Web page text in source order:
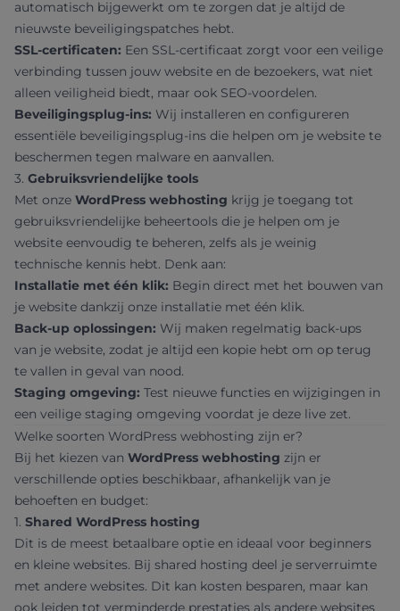
automatisch bijgewerkt om te zorgen dat je altijd de
nieuwste beveiligingspatches hebt.
SSL-certificaten: Een SSL-certificaat zorgt voor een veilige
verbinding tussen jouw website en de bezoekers, wat niet
alleen veiligheid biedt, maar ook SEO-voordelen.
Beveiligingsplug-ins: Wij installeren en configureren
essentiële beveiligingsplug-ins die helpen om je website te
beschermen tegen malware en aanvallen.
3. Gebruiksvriendelijke tools
Met onze WordPress webhosting krijg je toegang tot
gebruiksvriendelijke beheertools die je helpen om je
website eenvoudig te beheren, zelfs als je weinig
technische kennis hebt. Denk aan:
Installatie met één klik: Begin direct met het bouwen van
je website dankzij onze installatie met één klik.
Back-up oplossingen: Wij maken regelmatig back-ups
van je website, zodat je altijd een kopie hebt om op terug
te vallen in geval van nood.
Staging omgeving: Test nieuwe functies en wijzigingen in
een veilige staging omgeving voordat je deze live zet.
Welke soorten WordPress webhosting zijn er?
Bij het kiezen van WordPress webhosting zijn er
verschillende opties beschikbaar, afhankelijk van je
behoeften en budget:
1. Shared WordPress hosting
Dit is de meest betaalbare optie en ideaal voor beginners
en kleine websites. Bij shared hosting deel je serverruimte
met andere websites. Dit kan kosten besparen, maar kan
ook leiden tot verminderde prestaties als andere websites